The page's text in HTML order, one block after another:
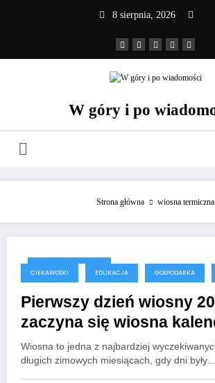
8 sierpnia, 2026
W góry i po
Strona główna wiosna termiczna
24 stycznia, 2025
CIEKAWOSKI EDUKACJA GOSPODARKA
Pierwszy dzień wiosny
zaczyna się wiosna
a kiedy astronomiczna?
Wiosna to jedna z najbardziej
długich zimowych miesiącach, gdy dni były…